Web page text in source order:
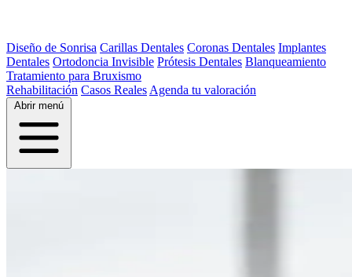
Diseño de Sonrisa Carillas Dentales Coronas Dentales Implantes
Dentales Ortodoncia Invisible Prótesis Dentales Blanqueamiento
Tratamiento para Bruxismo
Rehabilitación Casos RealesAgenda tu valoración
Abrir menú